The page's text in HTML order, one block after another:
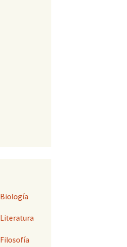
Biología
Literatura
Filosofía